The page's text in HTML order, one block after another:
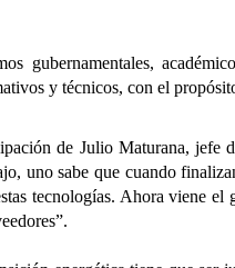
gubernamentales,
y técnicos, con el
de Julio Maturana, jefe
uno sabe que cuando
tecnologías. Ahora viene el